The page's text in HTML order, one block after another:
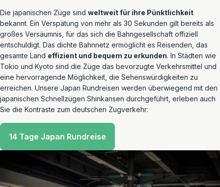
Die japanischen Züge sind weltweit für ihre Pünktlichkeit
bekannt. Ein Verspätung von mehr als 30 Sekunden gilt bereits als
großes Versäumnis, für das sich die Bahngesellschaft offiziell
entschuldigt. Das dichte Bahnnetz ermöglicht es Reisenden, das
gesamte Land effizient und bequem zu erkunden. In Städten wie
Tokio und Kyoto sind die Züge das bevorzugte Verkehrsmittel und
eine hervorragende Möglichkeit, die Sehenswürdigkeiten zu
erreichen. Unsere Japan Rundreisen werden überwiegend mit den
japanischen Schnellzügen Shinkansen durchgeführt, erleben auch
Sie die Kontraste zum deutschen Zugverkehr:
14 Tage Japan Rundreise